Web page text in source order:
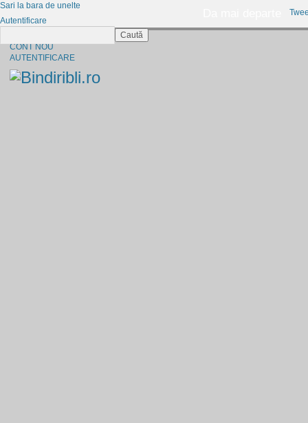
CONT NOU
AUTENTIFICARE
Sari la bara de unelte
Autentificare
Caută